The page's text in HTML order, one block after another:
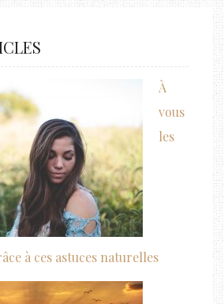
À
vous
les
à ces astuces naturelles